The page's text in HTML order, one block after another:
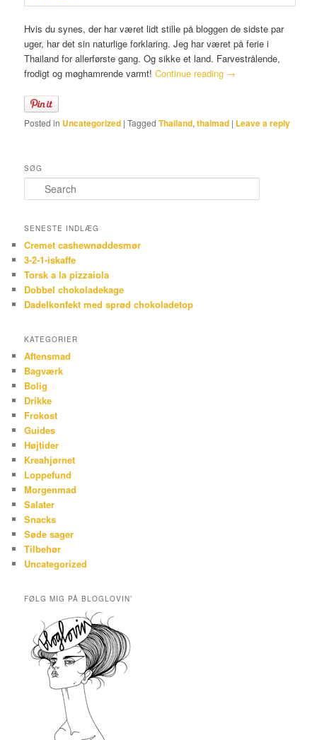
Hvis du synes, der har været lidt stille på bloggen de sidste par
uger, har det sin naturlige forklaring. Jeg har været på ferie i
Thailand for allerførste gang. Og sikke et land. Farvestrålende,
frodigt og møghamrende varmt!Continue reading →
Posted in Uncategorized |Tagged Thailand,thaimad | Leave a reply
SØG
Search
SENESTE INDLÆG
Cremet cashewnøddesmør
3-2-1-iskaffe
Torsk a la pizzaiola
Dobbel chokoladekage
Dadelkonfekt med sprød chokoladetop
KATEGORIER
Aftensmad
Bagværk
Bolig
Drikke
Frokost
Guides
Højtider
Kreahjørnet
Loppefund
Morgenmad
Salater
Snacks
Søde sager
Tilbehør
Uncategorized
FØLG MIG PÅ BLOGLOVIN’